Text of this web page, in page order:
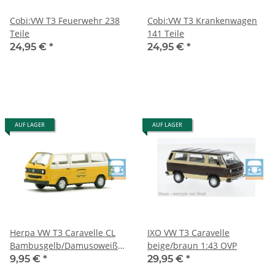
Cobi:VW T3 Feuerwehr 238
Teile
24,95 € *
Cobi:VW T3 Krankenwagen
141 Teile
24,95 € *
AUF LAGER
Herpa VW T3 Caravelle CL
Bambusgelb/Damusoweiß
"BULLIMUSEUM"
9,95 € *
AUF LAGER
IXO VW T3 Caravelle
beige/braun 1:43 OVP
29,95 € *